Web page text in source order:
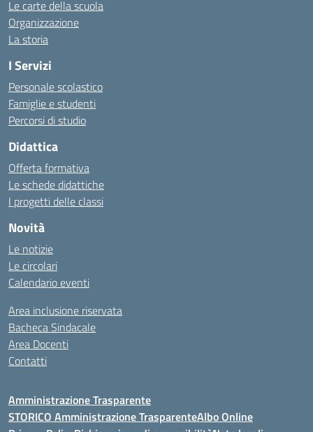
Le carte della scuola
Organizzazione
La storia
I Servizi
Personale scolastico
Famiglie e studenti
Percorsi di studio
Didattica
Offerta formativa
Le schede didattiche
I progetti delle classi
Novità
Le notizie
Le circolari
Calendario eventi
Area inclusione riservata
Bacheca Sindacale
Area Docenti
Contatti
Amministrazione Trasparente
STORICO Amministrazione TrasparenteAlbo Online